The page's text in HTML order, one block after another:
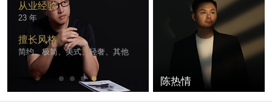
从业经验
23 年
擅长风格
简约、极简、美式、轻奢、其他
陈热情